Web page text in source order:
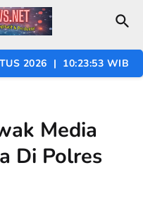
2026 | 10:23:54 WIB
Media
Di Polres